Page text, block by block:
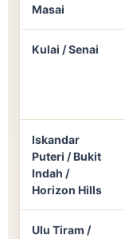
Masai
Kulai / Senai
Iskandar
Puteri / Bukit
Indah /
Horizon Hills
Ulu Tiram /